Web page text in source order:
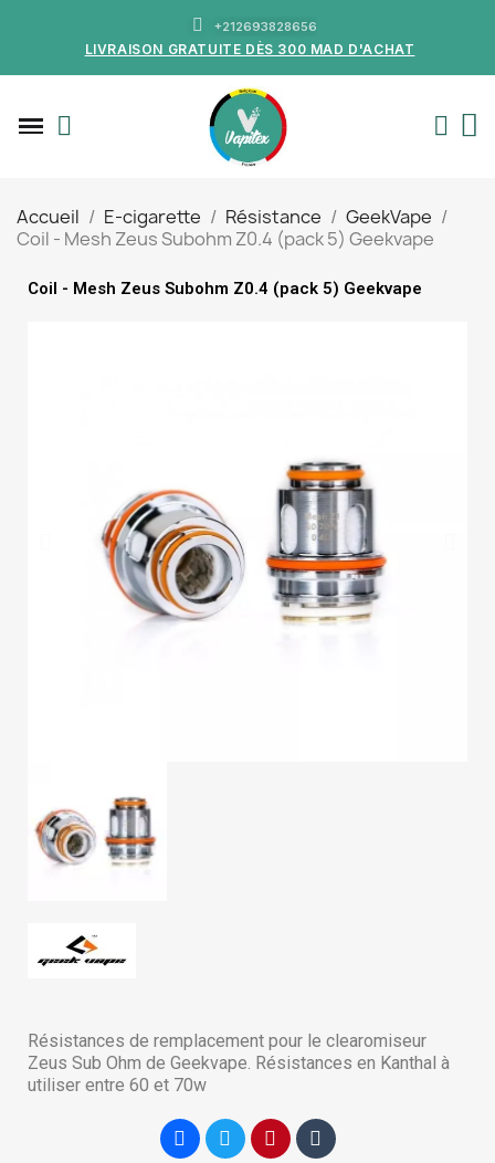
+212693828656
LIVRAISON GRATUITE DÈS 300 MAD D'ACHAT
Accueil E-cigarette Résistance
GeekVape
Coil - Mesh Zeus Subohm Z0.4 (pack 5) Geekvape
Coil - Mesh Zeus Subohm Z0.4 (pack 5) Geekvape
Résistances de remplacement pour le clearomiseur
Zeus Sub Ohm de Geekvape. Résistances en Kanthal à
utiliser entre 60 et 70w